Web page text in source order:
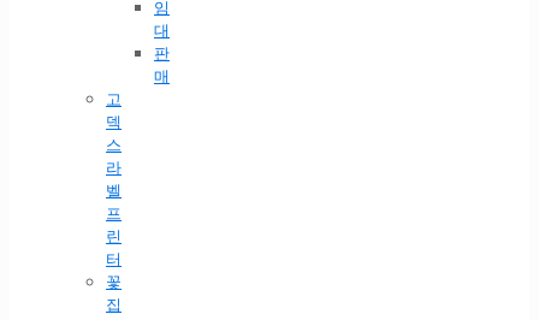
임
대
판
매
고
덱
스
라
벨
프
린
터
꽃
집